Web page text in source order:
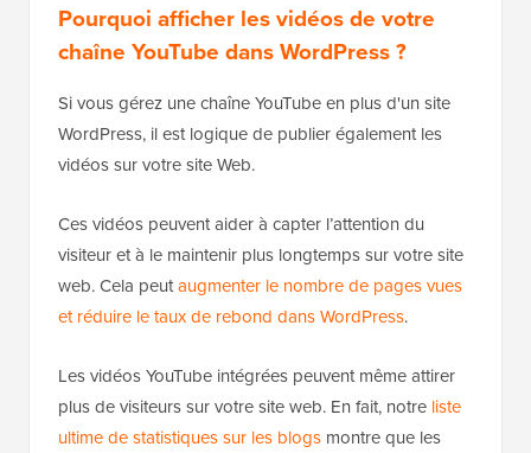
Pourquoi afficher les vidéos de votre
chaîne YouTube dans WordPress ?
Si vous gérez une chaîne YouTube en plus d'un site
WordPress, il est logique de publier également les
vidéos sur votre site Web.
Ces vidéos peuvent aider à capter l’attention du
visiteur et à le maintenir plus longtemps sur votre site
web. Cela peutaugmenter le nombre de pages vues
et réduire le taux de rebond dans WordPress.
Les vidéos YouTube intégrées peuvent même attirer
plus de visiteurs sur votre site web. En fait, notre liste
ultime de statistiques sur les blogs montre que les